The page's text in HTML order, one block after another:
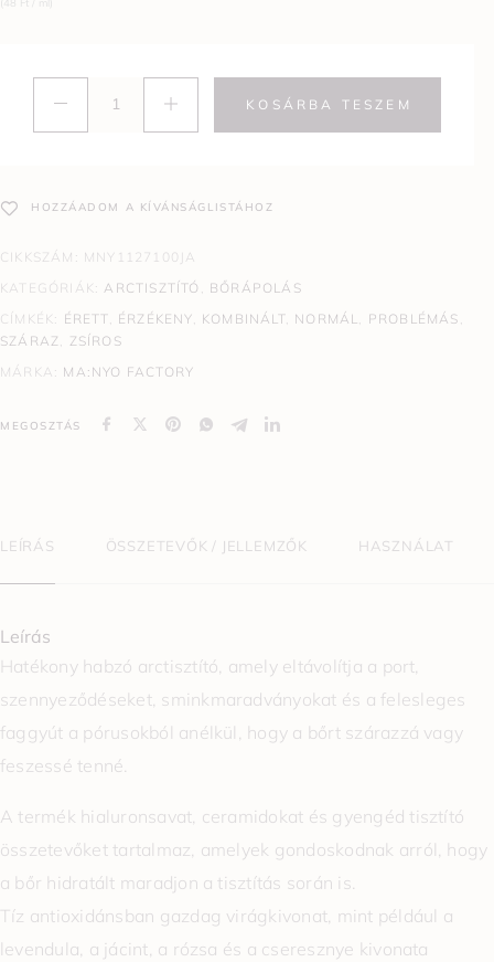
(48 Ft / ml)
KOSÁRBA TESZEM
HOZZÁADOM A KÍVÁNSÁGLISTÁHOZ
CIKKSZÁM: MNY1127100JA
KATEGÓRIÁK:ARCTISZTÍTÓ , BŐRÁPOLÁS
CÍMKÉK: ÉRETT, ÉRZÉKENY, KOMBINÁLT, NORMÁL, PROBLÉMÁS ,
SZÁRAZ , ZSÍROS
MÁRKA: MA:NYO FACTORY
MEGOSZTÁS
LEÍRÁS ÖSSZETEVŐK / JELLEMZŐK HASZNÁLAT
Leírás
Hatékony habzó arctisztító, amely eltávolítja a port,
szennyeződéseket, sminkmaradványokat és a felesleges
faggyút a pórusokból anélkül, hogy a bőrt szárazzá vagy
feszessé tenné.
A termék hialuronsavat, ceramidokat és gyengéd tisztító
összetevőket tartalmaz, amelyek gondoskodnak arról, hogy
a bőr hidratált maradjon a tisztítás során is.
Tíz antioxidánsban gazdag virágkivonat, mint például a
levendula, a jácint, a rózsa és a cseresznye kivonata